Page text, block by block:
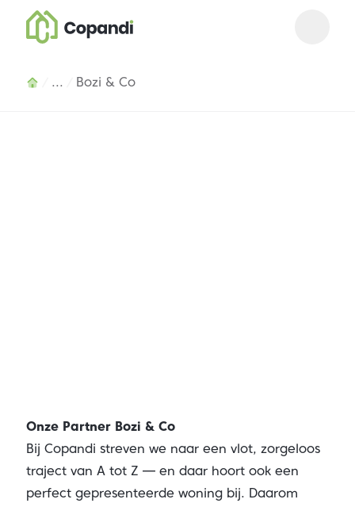
... Bozi & Co
Onze Partner Bozi & Co
Bij Copandi streven we naar een vlot, zorgeloos
traject van A tot Z — en daar hoort ook een
perfect gepresenteerde woning bij. Daarom